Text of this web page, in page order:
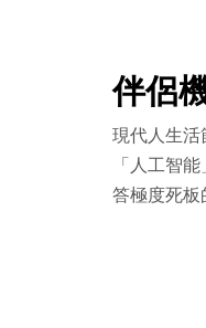
伴侶
現代人生活
「人工智
答極度死板